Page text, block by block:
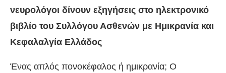
νευρολόγοι δίνουν εξηγήσεις στο ηλεκτρονικό
βιβλίο του Συλλόγου Ασθενών με Ημικρανία και
Κεφαλαλγία Ελλάδος
Ένας απλός πονοκέφαλος ή ημικρανία; Ο